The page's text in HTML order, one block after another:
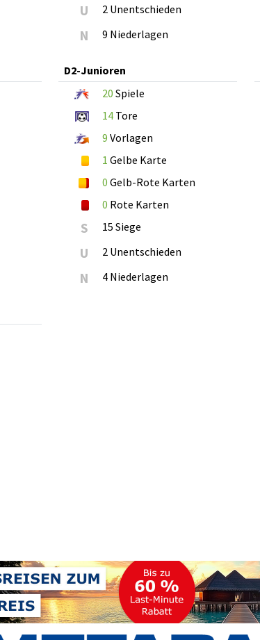
U 2 Unentschieden
N 9 Niederlagen
D2-Junioren
20 Spiele
14 Tore
9 Vorlagen
1 Gelbe Karte
0 Gelb-Rote Karten
0 Rote Karten
S 15 Siege
U 2 Unentschieden
N 4 Niederlagen